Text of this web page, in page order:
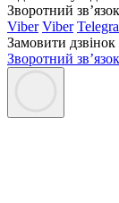
Зворотний зв’язок
Viber Viber
Замовити дзвінок
Зворотний зв’язок